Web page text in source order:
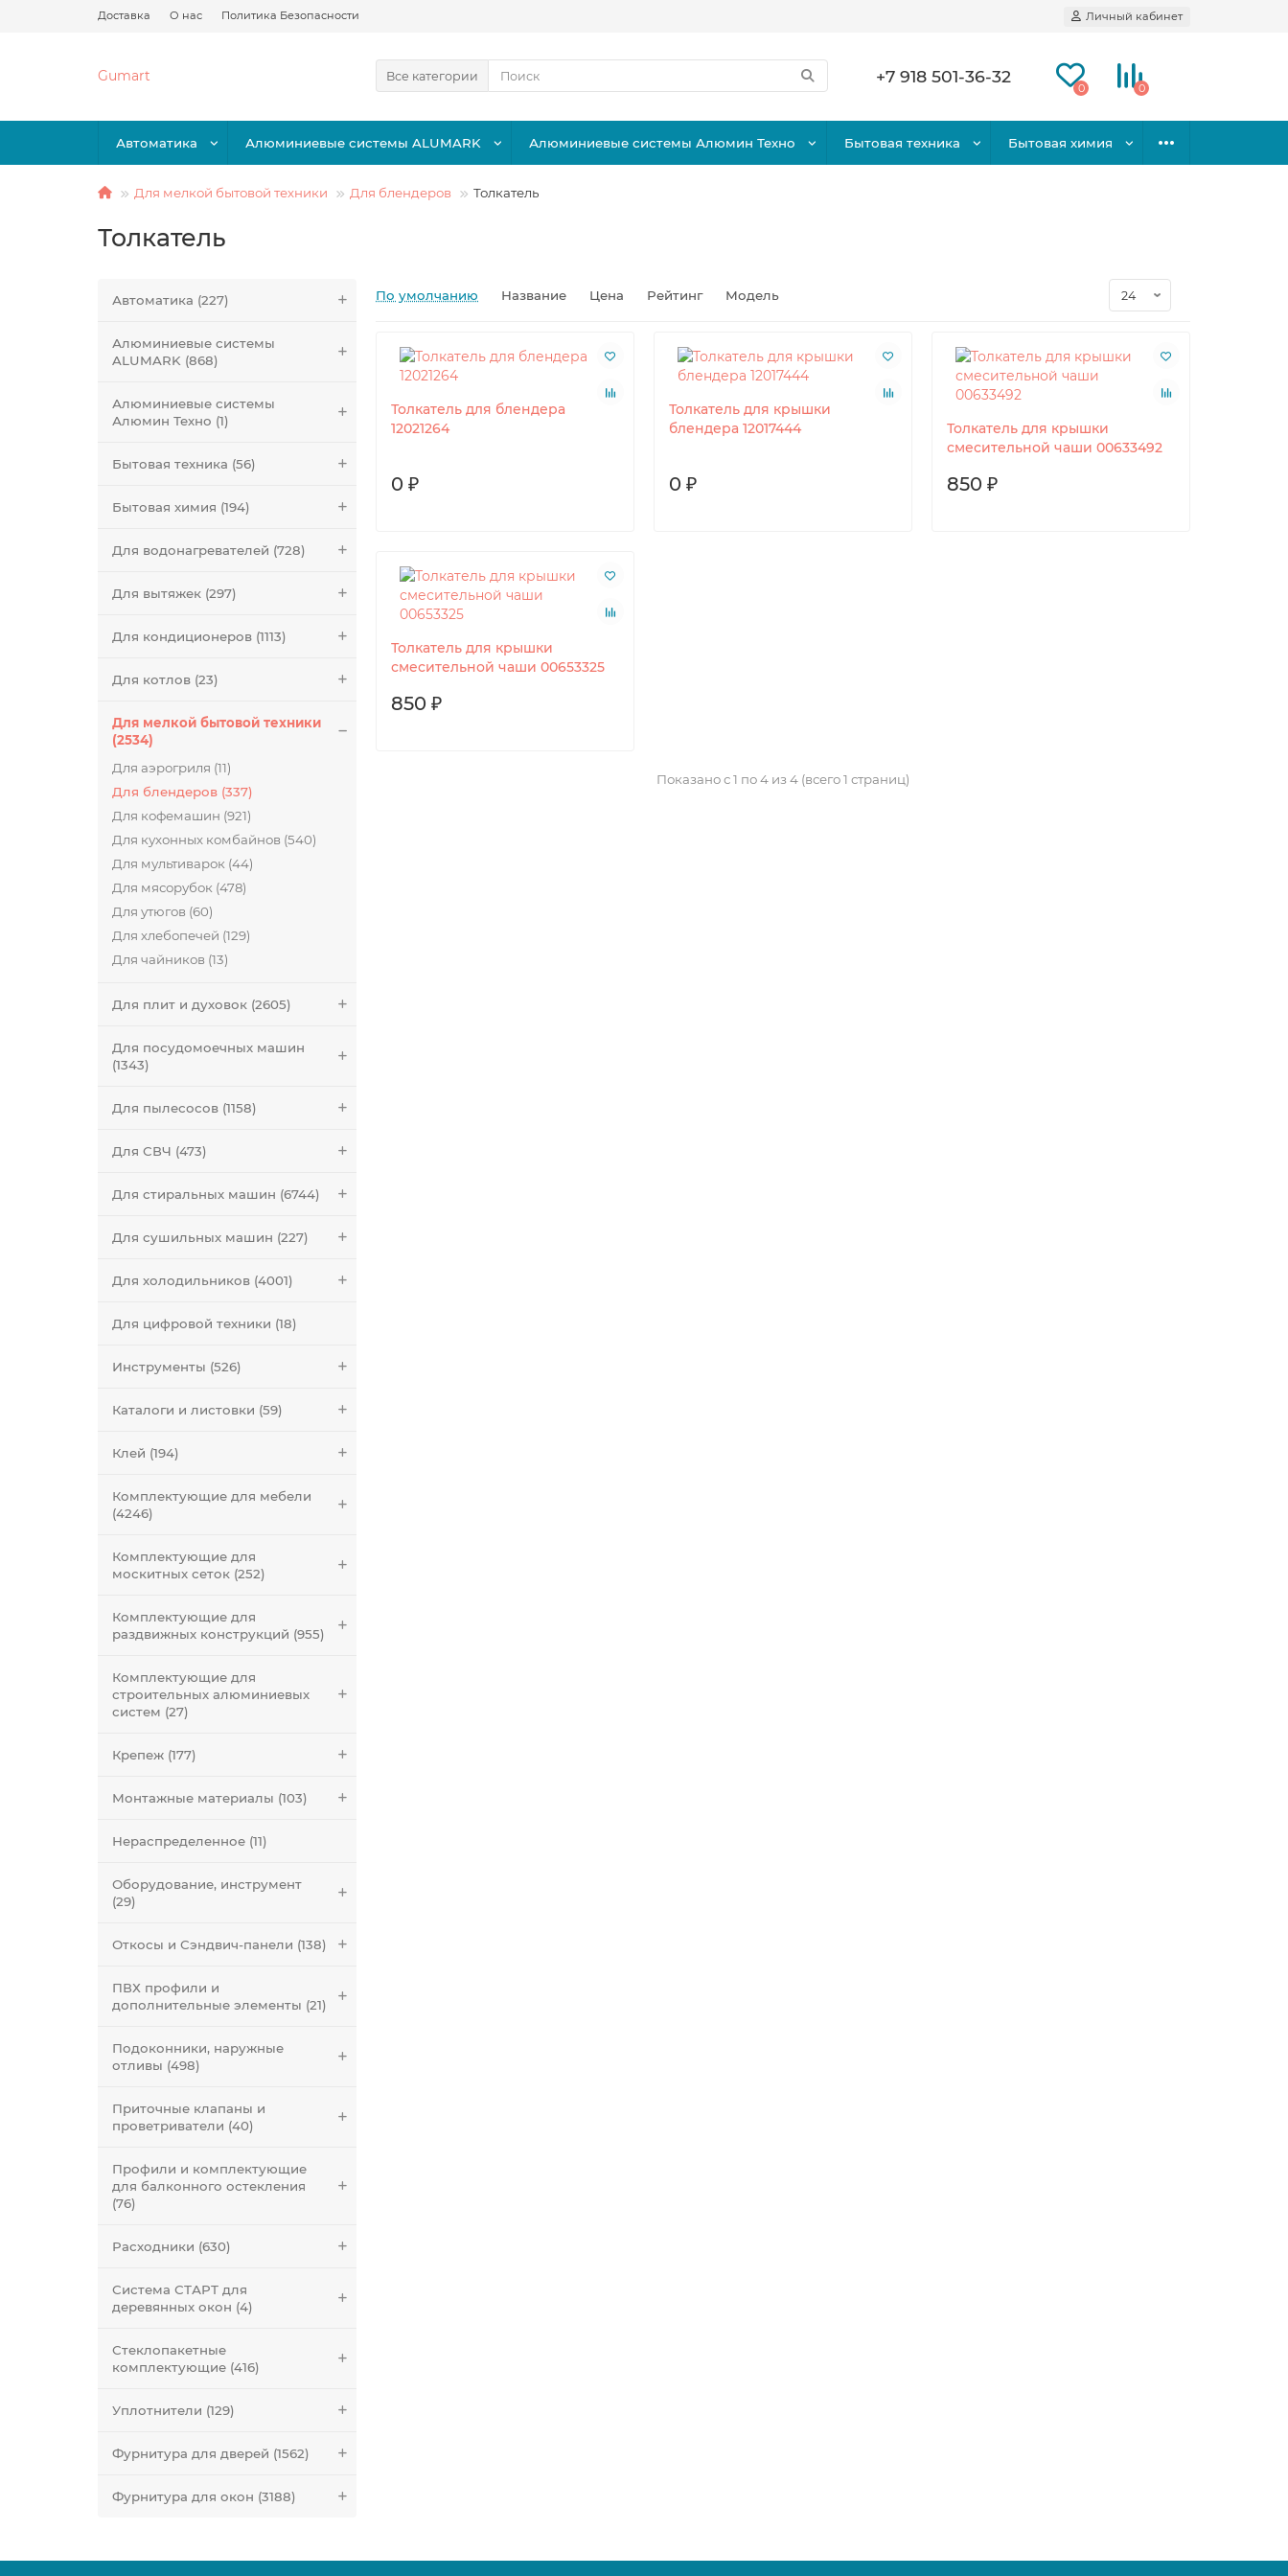
Доставка О нас Политика Безопасности Личный кабинет
Gumart Все категории +7 918 501-36-32
0 0
Автоматика Алюминиевые системы ALUMARK Алюминиевые системы Алюмин Техно Бытовая техника Бытовая химия
Для мелкой бытовой техники Для блендеров Толкатель
Толкатель
Автоматика (227)
Алюминиевые системы
ALUMARK (868)
Алюминиевые системы
Алюмин Техно (1)
Бытовая техника (56)
Бытовая химия (194)
Для водонагревателей (728)
Для вытяжек (297)
Для кондиционеров (1113)
Для котлов (23)
Для мелкой бытовой техники
(2534)
Для аэрогриля (11)
Для блендеров (337)
Для кофемашин (921)
Для кухонных комбайнов (540)
Для мультиварок (44)
Для мясорубок (478)
Для утюгов (60)
Для хлебопечей (129)
Для чайников (13)
Для плит и духовок (2605)
Для посудомоечных машин
(1343)
Для пылесосов (1158)
Для СВЧ (473)
Для стиральных машин (6744)
Для сушильных машин (227)
Для холодильников (4001)
Для цифровой техники (18)
Инструменты (526)
Каталоги и листовки (59)
Клей (194)
Комплектующие для мебели
(4246)
Комплектующие для
москитных сеток (252)
Комплектующие для
раздвижных конструкций (955)
Комплектующие для
строительных алюминиевых
систем (27)
Крепеж (177)
Монтажные материалы (103)
Нераспределенное (11)
Оборудование, инструмент
(29)
Откосы и Сэндвич-панели (138)
ПВХ профили и
дополнительные элементы (21)
Подоконники, наружные
отливы (498)
Приточные клапаны и
проветриватели (40)
Профили и комплектующие
для балконного остекления
(76)
Расходники (630)
Система СТАРТ для
деревянных окон (4)
Стеклопакетные
комплектующие (416)
Уплотнители (129)
Фурнитура для дверей (1562)
Фурнитура для окон (3188)
По умолчанию Название Цена Рейтинг Модель
Толкатель для блендера
12021264
0 ₽
Толкатель для крышки
блендера 12017444
0 ₽
Толкатель для крышки
смесительной чаши 00633492
850 ₽
Толкатель для крышки
смесительной чаши 00653325
850 ₽
Показано с 1 по 4 из 4 (всего 1 страниц)